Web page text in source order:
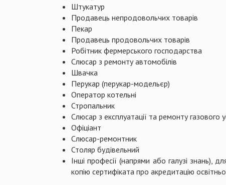
Штукатур
Продавець непродовольчих товарів
Пекар
Продавець продовольчих товарів
Робітник фермерського господарства
Слюсар з ремонту автомобілів
Швачка
Перукар (перукар-модельєр)
Оператор котельні
Стропальник
Слюсар з експлуатації та ремонту газового
Офіціант
Слюсар-ремонтник
Столяр будівельний
Інші професії (напрями або галузі знань),
копію сертифіката про акредитацію